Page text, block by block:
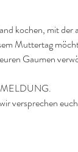
kochen, mit
Muttertag
Gaumen
versprechen